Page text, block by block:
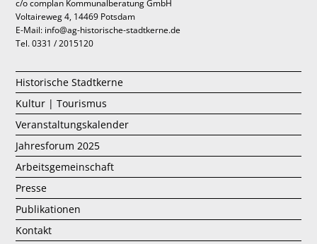
c/o complan Kommunalberatung GmbH
Voltaireweg 4, 14469 Potsdam
E-Mail: info@ag-historische-stadtkerne.de
Tel. 0331 / 2015120
Historische Stadtkerne
Kultur | Tourismus
Veranstaltungskalender
Jahresforum 2025
Arbeitsgemeinschaft
Presse
Publikationen
Kontakt